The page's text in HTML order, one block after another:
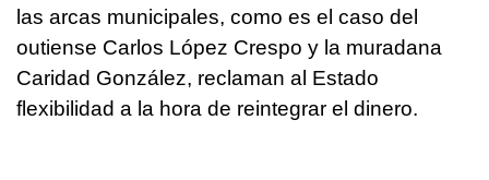
las arcas municipales, como es el caso del
outiense Carlos López Crespo y la muradana
Caridad González, reclaman al Estado
flexibilidad a la hora de reintegrar el dinero.